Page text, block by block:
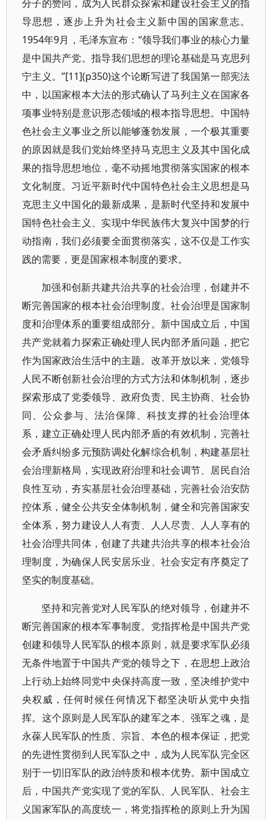
分子的赞同，成为人民群众探索和建设社会主义的指
导思想，逐步上升为社会主义新中国的国家意志。
1954年9月，毛泽东宣布：“领导我们事业的核心力量
是中国共产党。指导我们思想的理论基础是马克思列
宁主义。”[11](p350)这个论断写进了我国第一部宪法
中，以国家根本大法的形式确认了马列主义在国家各
项事业特别是意识形态领域的根本指导思想。中国特
色社会主义事业之所以能够蓬勃发展，一个极其重要
的原因就是我们党始终坚持马克思主义及其中国化成
果的指导思想地位，毫不动摇地贯彻落实国家的根本
文化制度。习近平新时代中国特色社会主义思想是马
克思主义中国化的最新成果，是新时代坚持和发展中
国特色社会主义、实现中华民族伟大复兴中国梦的行
动指南，我们必须要全面贯彻落实，这不仅是工作实
践的需要，更是国家根本制度的要求。
加强和创新共建共治共享的社会治理，创建并不
断完善国家的根本社会治理制度。社会治理是国家制
度和治理体系的重要组成部分。新中国成立后，中国
共产党就着力探索正确处理人民内部矛盾问题，把它
作为国家政治生活中的主题。改革开放以来，党领导
人民不断创新社会治理的方式方法和体制机制，逐步
探索形成了党委领导、政府负责、民主协商、社会协
同、公众参与、法治保障、科技支撑的社会治理体
系，建立正确处理人民内部矛盾的有效机制，完善社
会矛盾纠纷多元预防调处化解综合机制，构建基层社
会治理新格局，实现政府治理和社会调节、居民自治
良性互动，夯实基层社会治理基础，完善社会治安防
控体系，健全公共安全体制机制，健全和完善国家安
全体系，努力建设人人有责、人人尽责、人人享有的
社会治理共同体，创建了共建共治共享的根本社会治
理制度，为确保人民安居乐业、社会安定有序奠定了
坚实的制度基础。
坚持和完善党对人民军队的绝对领导，创建并不
断完善国家的根本军事制度。党指挥枪是中国共产党
创建和领导人民军队的根本原则，就是要求军队必须
无条件地置于中国共产党的领导之下，在思想上政治
上行动上始终同党中央保持高度一致，坚决维护党中
央权威，任何时候任何情况下都坚决听从党中央指
挥。这个原则是人民军队的建军之本、强军之魂，是
永葆人民军队的性质、宗旨、本色的根本保证，把党
的先进性贯彻到人民军队之中，成为人民军队完全区
别于一切旧军队的政治特质和根本优势。新中国成立
后，中国共产党实现了党的军队、人民军队、社会主
义国家军队的高度统一，将党指挥枪的原则上升为国